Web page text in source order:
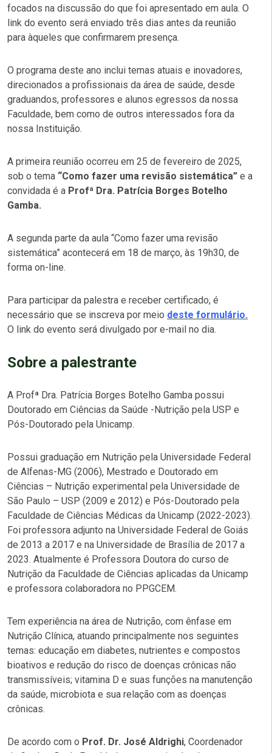
focados na discussão do que foi apresentado em aula. O
link do evento será enviado três dias antes da reunião
para àqueles que confirmarem presença.
O programa deste ano inclui temas atuais e inovadores,
direcionados a profissionais da área de saúde, desde
graduandos, professores e alunos egressos da nossa
Faculdade, bem como de outros interessados fora da
nossa Instituição.
A primeira reunião ocorreu em 25 de fevereiro de 2025,
sob o tema “Como fazer uma revisão sistemática” e a
convidada é a Profª Dra. Patrícia Borges Botelho
Gamba.
A segunda parte da aula “Como fazer uma revisão
sistemática” acontecerá em 18 de março, às 19h30, de
forma on-line.
Para participar da palestra e receber certificado, é
necessário que se inscreva por meio deste formulário.
O link do evento será divulgado por e-mail no dia.
Sobre a palestrante
A Profª Dra. Patrícia Borges Botelho Gamba possui
Doutorado em Ciências da Saúde -Nutrição pela USP e
Pós-Doutorado pela Unicamp.
Possui graduação em Nutrição pela Universidade Federal
de Alfenas-MG (2006), Mestrado e Doutorado em
Ciências – Nutrição experimental pela Universidade de
São Paulo – USP (2009 e 2012) e Pós-Doutorado pela
Faculdade de Ciências Médicas da Unicamp (2022-2023).
Foi professora adjunto na Universidade Federal de Goiás
de 2013 a 2017 e na Universidade de Brasília de 2017 a
2023. Atualmente é Professora Doutora do curso de
Nutrição da Faculdade de Ciências aplicadas da Unicamp
e professora colaboradora no PPGCEM.
Tem experiência na área de Nutrição, com ênfase em
Nutrição Clínica, atuando principalmente nos seguintes
temas: educação em diabetes, nutrientes e compostos
bioativos e redução do risco de doenças crônicas não
transmissíveis; vitamina D e suas funções na manutenção
da saúde, microbiota e sua relação com as doenças
crônicas.
De acordo com o Prof. Dr. José Aldrighi, Coordenador